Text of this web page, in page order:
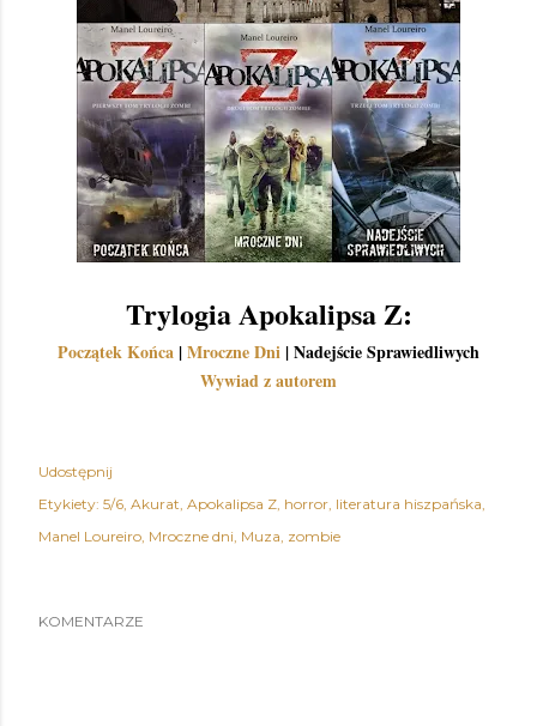
Trylogia Apokalipsa Z:
Początek Końca |Mroczne Dni | Nadejście Sprawiedliwych
Wywiad z autorem
Udostępnij
Etykiety: 5/6 Akurat Apokalipsa Z horror literatura hiszpańska
Manel Loureiro Mroczne dni Muza zombie
KOMENTARZE